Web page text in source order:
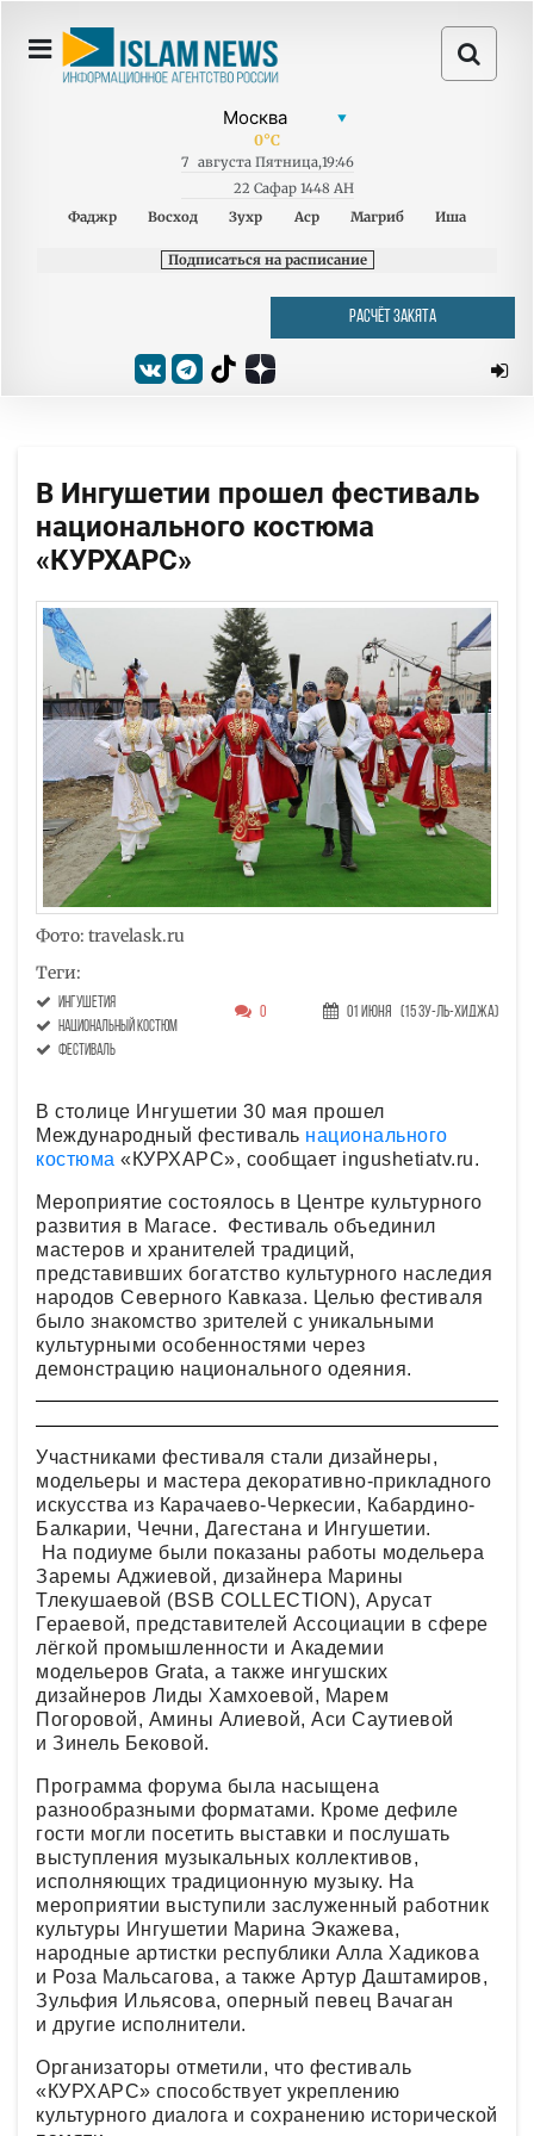
0°C
7 августа Пятница,19:46
22 Сафар 1448 AH
Фаджр
Восход Зухр Аср Магриб Иша
Подписаться на расписание
РАСЧЁТ ЗАКЯТА
В Ингушетии прошел фестиваль
национального костюма
«КУРХАРС»
Фото: travelask.ru
Теги:
Ингушетия
национальный костюм
фестиваль
0 01 Июня (15 Зу-ль-хиджа)
В столице Ингушетии 30 мая прошел
Международный фестиваль национального
костюма «КУРХАРС», сообщает ingushetiatv.ru.
Мероприятие состоялось в Центре культурного
развития в Магасе. Фестиваль объединил
мастеров и хранителей традиций,
представивших богатство культурного наследия
народов Северного Кавказа. Целью фестиваля
было знакомство зрителей с уникальными
культурными особенностями через
демонстрацию национального одеяния.
Участниками фестиваля стали дизайнеры,
модельеры и мастера декоративно-прикладного
искусства из Карачаево-Черкесии, Кабардино-
Балкарии, Чечни, Дагестана и Ингушетии.
На подиуме были показаны работы модельера
Заремы Аджиевой, дизайнера Марины
Тлекушаевой (BSB COLLECTION), Арусат
Гераевой, представителей Ассоциации в сфере
лёгкой промышленности и Академии
модельеров Grata, а также ингушских
дизайнеров Лиды Хамхоевой, Марем
Погоровой, Амины Алиевой, Аси Саутиевой
и Зинель Бековой.
Программа форума была насыщена
разнообразными форматами. Кроме дефиле
гости могли посетить выставки и послушать
выступления музыкальных коллективов,
исполняющих традиционную музыку. На
мероприятии выступили заслуженный работник
культуры Ингушетии Марина Экажева,
народные артистки республики Алла Хадикова
и Роза Мальсагова, а также Артур Даштамиров,
Зульфия Ильясова, оперный певец Вачаган
и другие исполнители.
Организаторы отметили, что фестиваль
«КУРХАРС» способствует укреплению
культурного диалога и сохранению исторической